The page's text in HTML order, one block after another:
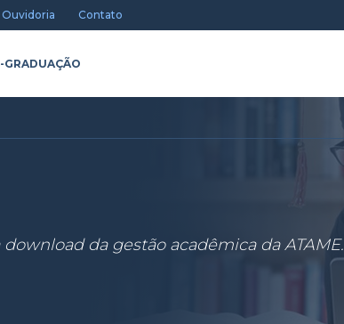
Ouvidoria Contato
GRADUAÇÃO
da gestão acadêmica da ATAME.